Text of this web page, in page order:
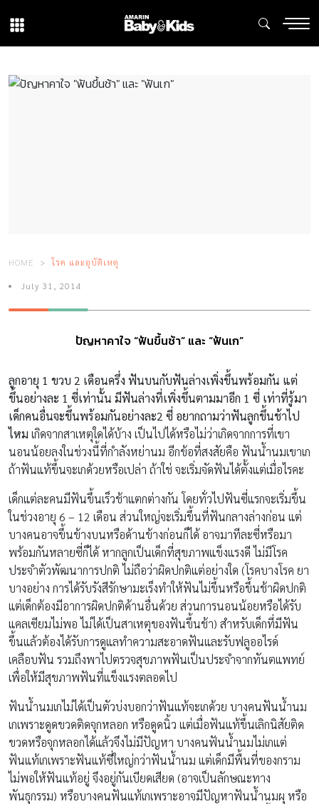
HOME โรค และอุบัติเหตุ
July 31, 2014
ปัญหาคาใจ “ฟันขึ้นช้า” และ “ฟันเก”
ลูกอายุ 1 ขวบ 2 เดือนครึ่ง ฟันบนกับฟันล่างเพิ่งขึ้นพร้อมกัน แต่
ขึ้นอย่างละ 1 ซี่เท่านั้น มีฟันล่างที่เพิ่งขึ้นตามมาอีก 1 ซี่ เท่าที่รู้มา
เด็กคนอื่นจะขึ้นพร้อมกันอย่างละ2 ซี่ อยากถามว่าฟันลูกขึ้นช้าไป
ไหม เกิดจากสาเหตุใดได้บ้าง เป็นไปได้หรือไม่ว่าเกิดจากการที่เขา
นอนน้อยลงในช่วงนี้ที่กำลังหย่านม อีกข้อที่สงสัยคือ ฟันน้ำนมเขาเก
ถ้าฟันแท้ขึ้นจะเกด้วยหรือเปล่า ถ้าใช่ จะเริ่มจัดฟันได้ตั้งแต่เมื่อไรคะ
เด็กแต่ละคนมีฟันขึ้นเร็วช้าแตกต่างกัน โดยทั่วไปฟันซี่แรกจะเริ่มขึ้น
ในช่วงอายุ 6 – 12 เดือน ส่วนใหญ่จะเริ่มขึ้นที่ฟันกลางล่างก่อน แต่
บางคนอาจขึ้นข้างบนหรือด้านข้างก่อนก็ได้ อาจมาทีละซี่หรือมา
พร้อมกันหลายซี่ก็ได้ หากลูกเป็นเด็กที่สุขภาพแข็งแรงดี ไม่มีโรค
ประจำตัวพัฒนาการปกติ ไม่ถือว่าผิดปกติแต่อย่างใด (โรคบางโรค ยา
บางอย่าง การได้รับรังสีรักษามะเร็งทำให้ฟันไม่ขึ้นหรือขึ้นช้าผิดปกติ
แต่เด็กต้องมีอาการผิดปกติด้านอื่นด้วย ส่วนการนอนน้อยหรือได้รับ
แคลเซียมไม่พอ ไม่ได้เป็นสาเหตุของฟันขึ้นช้า) สำหรับเด็กที่มีฟัน
ขึ้นแล้วต้องได้รับการดูแลทำความสะอาดฟันและรับฟลูออไรด์
เคลือบฟัน รวมถึงพาไปตรวจสุขภาพฟันเป็นประจำจากทันตแพทย์
เพื่อให้มีสุขภาพฟันที่แข็งแรงตลอดไป
ฟันน้ำนมเกไม่ได้เป็นตัวบ่งบอกว่าฟันแท้จะเกด้วย บางคนฟันน้ำนม
เกเพราะดูดขวดติดจุกหลอก หรือดูดนิ้ว แต่เมื่อฟันแท้ขึ้นเลิกนิสัยติด
ขวดหรือจุกหลอกได้แล้วจึงไม่มีปัญหา บางคนฟันน้ำนมไม่เกแต่
ฟันแท้เกเพราะฟันแท้ซี่ใหญ่กว่าฟันน้ำนม แต่เด็กมีพื้นที่ของกราม
ไม่พอให้ฟันแท้อยู่ จึงอยู่กันเบียดเสียด (อาจเป็นลักษณะทาง
พันธุกรรม) หรือบางคนฟันแท้เกเพราะอาจมีปัญหาฟันน้ำนมผุ หรือ